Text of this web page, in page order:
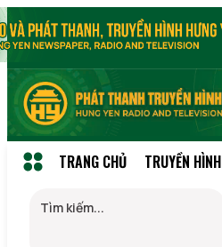
TRANG CHỦ TRUYỀN HÌNH